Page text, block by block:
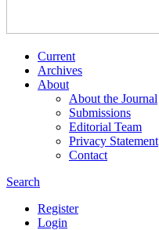
Current
Archives
About
About the Journal
Submissions
Editorial Team
Privacy Statement
Contact
Search
Register
Login